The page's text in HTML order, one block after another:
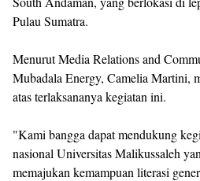
Pulau Sumatra.
Menurut Media Relations and
Mubadala Energy, Camelia Martini,
atas terlaksananya kegiatan ini.
"Kami bangga dapat mendukung
nasional Universitas Malikussaleh
memajukan kemampuan literasi